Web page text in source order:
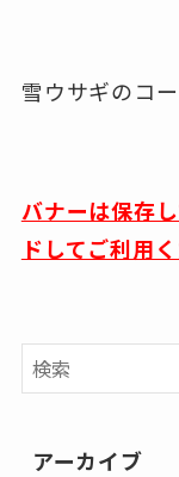
雪ウサギのコ
バナーは保存
ドしてご利用く
アーカイブ